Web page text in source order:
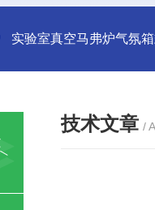
实验室真空马弗炉气氛
技术文章 /